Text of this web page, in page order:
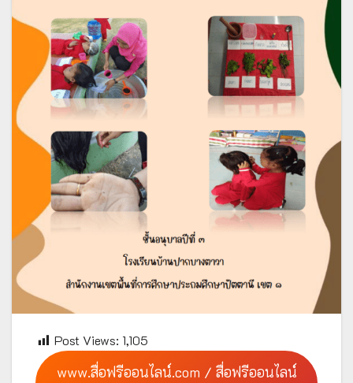
Post Views: 1,105
www.สื่อฟรีออนไลน์.com / สื่อฟรีออนไลน์